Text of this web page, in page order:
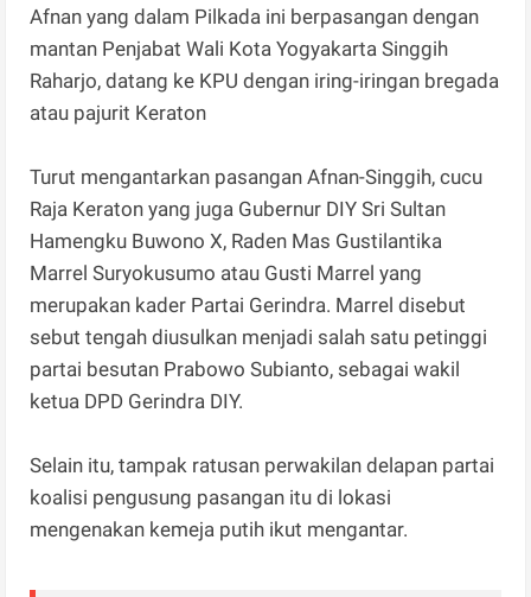
Afnan yang dalam Pilkada ini berpasangan dengan
mantan Penjabat Wali Kota Yogyakarta Singgih
Raharjo, datang ke KPU dengan iring-iringan bregada
atau pajurit Keraton
Turut mengantarkan pasangan Afnan-Singgih, cucu
Raja Keraton yang juga Gubernur DIY Sri Sultan
Hamengku Buwono X, Raden Mas Gustilantika
Marrel Suryokusumo atau Gusti Marrel yang
merupakan kader Partai Gerindra. Marrel disebut
sebut tengah diusulkan menjadi salah satu petinggi
partai besutan Prabowo Subianto, sebagai wakil
ketua DPD Gerindra DIY.
Selain itu, tampak ratusan perwakilan delapan partai
koalisi pengusung pasangan itu di lokasi
mengenakan kemeja putih ikut mengantar.